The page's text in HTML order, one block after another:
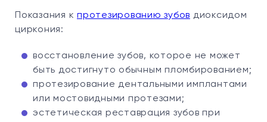
Показания к протезированию зубов диоксидом
циркония:
восстановление зубов, которое не может
быть достигнуто обычным пломбированием;
протезирование дентальными имплантами
или мостовидными протезами;
эстетическая реставрация зубов при